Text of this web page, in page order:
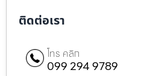
ติดต่อเรา
โทร คลิก
099 294 9789